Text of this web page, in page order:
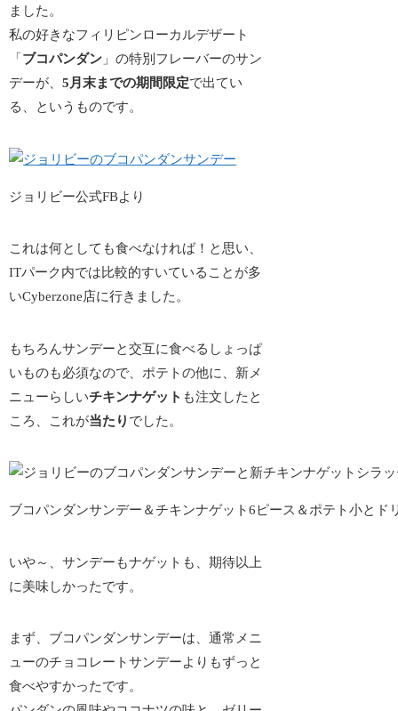
ました。
私の好きなフィリピンローカルデザート
「 ブコパンダン 」の特別フレーバーのサン
デーが、5月末までの期間限定で出てい
る、というものです。
ジョリビー公式FBより
これは何としても食べなければ！と思い、
ITパーク内では比較的すいていることが多
いCyberzone店に行きました。
もちろんサンデーと交互に食べるしょっぱ
いものも必須なので、ポテトの他に、新メ
ニューらしいチキンナゲット も注文したと
ころ、これが当たり でした。
ブコパンダンサンデー＆チキンナゲット6ピース＆ポテト小とド
いや～、サンデーもナゲットも、期待以上
に美味しかったです。
まず、ブコパンダンサンデーは、通常メニ
ューのチョコレートサンデーよりもずっと
食べやすかったです。